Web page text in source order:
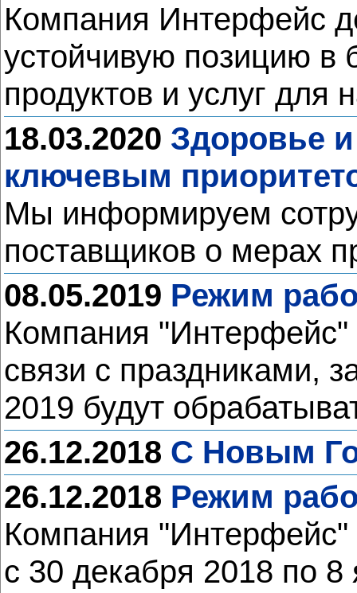
Компания Интерфейс
устойчивую позицию в
продуктов и услуг для
18.03.2020 Здоровье
ключевым
Мы информируем
поставщиков о мерах
08.05.2019 Режим
Компания "Интерфейс"
связи с праздниками,
2019 будут
26.12.2018 С Новым
26.12.2018 Режим
Компания
с 30 декабря 2018 по 8